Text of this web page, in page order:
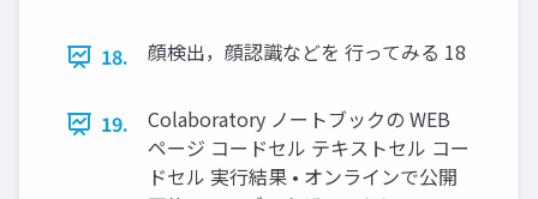
18. 顔検出，顔認識などを 行ってみる 18
19.
Colaboratory ノートブックの WEB
ページ コードセル テキストセル コー
ドセル 実行結果 • オンラインで公開